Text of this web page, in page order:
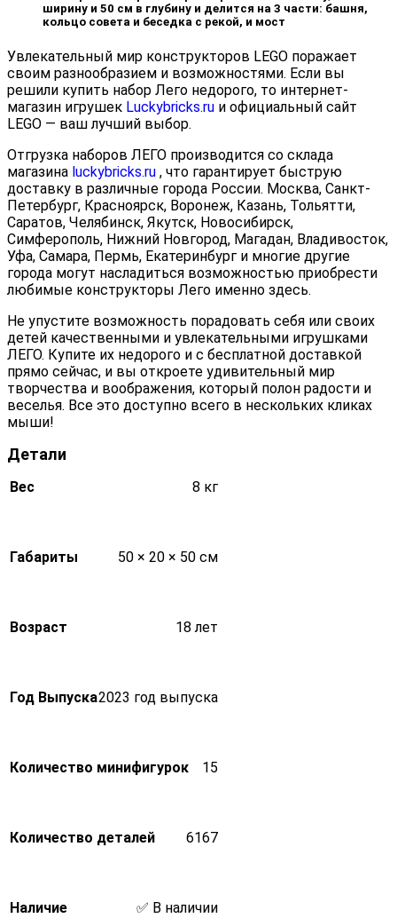
ширину и 50 см в глубину и делится на 3 части: башня,
кольцо совета и беседка с рекой, и мост
Увлекательный мир конструкторов LEGO поражает
своим разнообразием и возможностями. Если вы
решили купить набор Лего недорого, то интернет-
магазин игрушек Luckybricks.ru и официальный сайт
LEGO — ваш лучший выбор.
Отгрузка наборов ЛЕГО производится со склада
магазина luckybricks.ru , что гарантирует быструю
доставку в различные города России. Москва, Санкт-
Петербург, Красноярск, Воронеж, Казань, Тольятти,
Саратов, Челябинск, Якутск, Новосибирск,
Симферополь, Нижний Новгород, Магадан, Владивосток,
Уфа, Самара, Пермь, Екатеринбург и многие другие
города могут насладиться возможностью приобрести
любимые конструкторы Лего именно здесь.
Не упустите возможность порадовать себя или своих
детей качественными и увлекательными игрушками
ЛЕГО. Купите их недорого и с бесплатной доставкой
прямо сейчас, и вы откроете удивительный мир
творчества и воображения, который полон радости и
веселья. Все это доступно всего в нескольких кликах
мыши!
Детали
Вес 8 кг
Габариты 50 × 20 × 50 см
Возраст 18 лет
Год Выпуска2023 год выпуска
Количество минифигурок 15
Количество деталей 6167
Наличие ✅ В наличии